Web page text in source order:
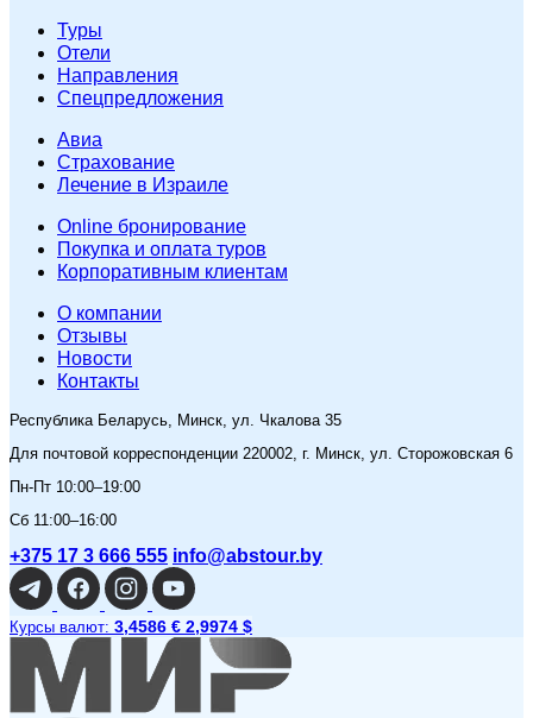
Туры
Отели
Направления
Спецпредложения
Авиа
Страхование
Лечение в Израиле
Online бронирование
Покупка и оплата туров
Корпоративным клиентам
O компании
Отзывы
Новости
Контакты
Республика Беларусь, Минск, ул. Чкалова 35
Для почтовой корреспонденции 220002, г. Минск, ул. Сторожовская 6
Пн-Пт 10:00–19:00
Сб 11:00–16:00
+375 17 3 666 555 info@abstour.by
Курсы валют: 3,4586 € 2,9974 $